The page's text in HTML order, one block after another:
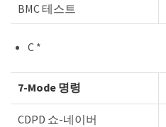
BMC 테스트
C *
7-Mode 명령
CDPD 쇼-네이버